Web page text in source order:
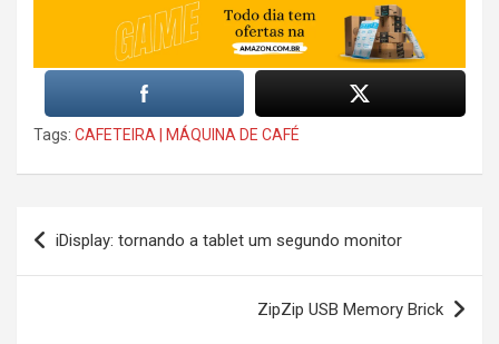
Tags: CAFETEIRA | MÁQUINA DE CAFÉ
Post
navigation
iDisplay: tornando a tablet um segundo monitor
ZipZip USB Memory Brick